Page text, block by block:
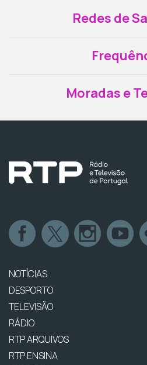
Redes de
Moradas e
NOTÍCIAS
DESPORTO
TELEVISÃO
RÁDIO
RTP ARQUIVOS
RTP ENSINA